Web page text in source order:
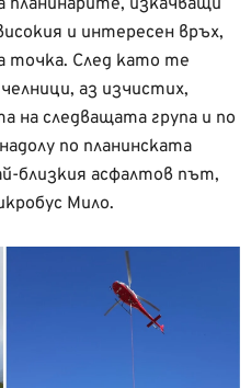
и интересен връх,
точка. След като те
аз изчистих,
на следващата група и по
по планинската
близкия асфалтов път,
Мило.